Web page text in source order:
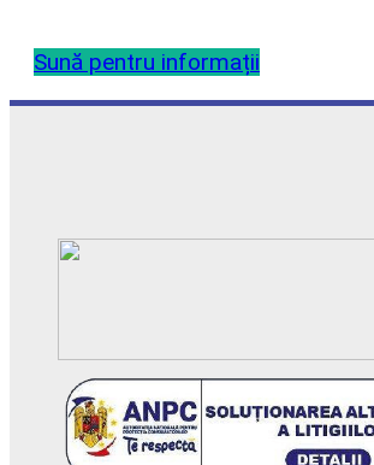
Sună pentru informații